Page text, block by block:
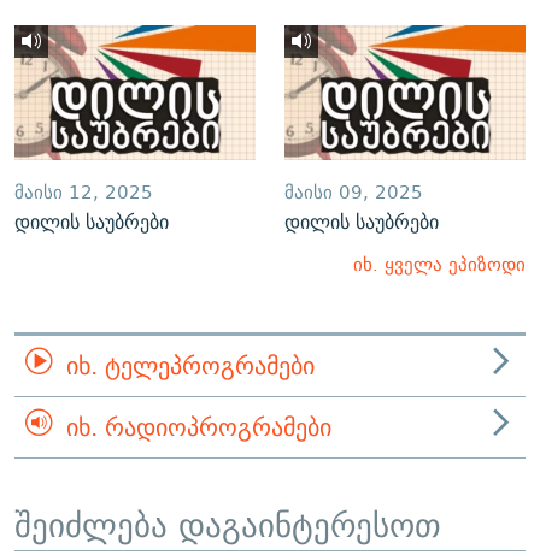
ᲛᲐᲘᲡᲘ 12, 2025
დილის საუბრები
ᲛᲐᲘᲡᲘ 09, 2025
დილის საუბრები
იხ. ყველა ეპიზოდი
ᲘᲮ. ᲢᲔᲚᲔᲞᲠᲝᲒᲠᲐᲛᲔᲑᲘ
ᲘᲮ. ᲠᲐᲓᲘᲝᲞᲠᲝᲒᲠᲐᲛᲔᲑᲘ
შეიძლება დაგაინტერესოთ